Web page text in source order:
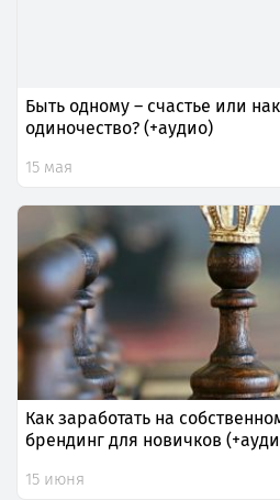
Быть одному – счастье или
одиночество? (+аудио)
15 мая
Как заработать на
брендинг для новичков
15 июня